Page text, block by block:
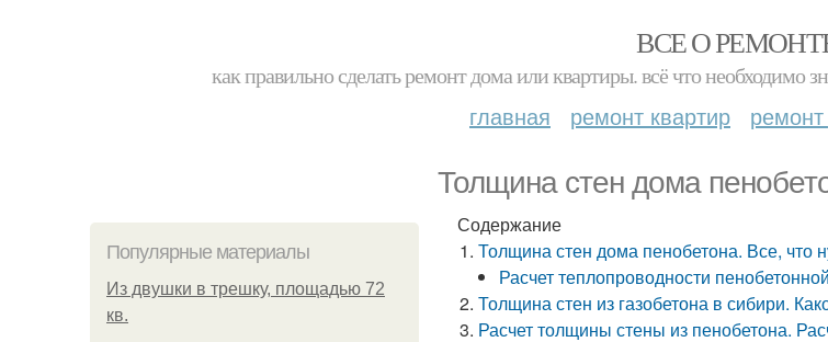
ВСЕ О
как правильно сделать ремонт дома или квартиры. всё что необходимо
главная ремонт квартир
Толщина стен дома
Популярные материалы
Из двушки в трешку, площадью 72
кв.
Содержание
Толщина стен дома пенобетона. Все, что
Расчет теплопроводности
Толщина стен из газобетона в сибири.
Расчет толщины стены из пенобетона.